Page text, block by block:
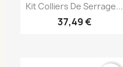
Kit Colliers De Serrage...
37,49 €